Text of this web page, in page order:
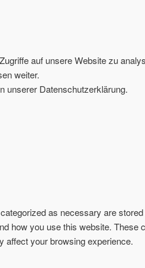
auf unsere Website zu
weiter.
unserer Datenschutzerklärung.
as necessary are
how you use this website. These
affect your browsing experience.